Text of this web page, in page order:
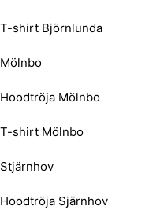
T-shirt Björnlunda
Mölnbo
Hoodtröja Mölnbo
T-shirt Mölnbo
Stjärnhov
Hoodtröja Sjärnhov